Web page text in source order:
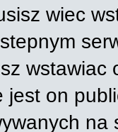
wiec
wstawiac
jest on
na